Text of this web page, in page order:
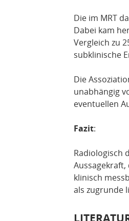
Die im MRT
Dabei kam
Vergleich zu
subklinische
Die
unabhängig
eventuellen
Fazit:
Radiologisch
klinisch
als zugrunde